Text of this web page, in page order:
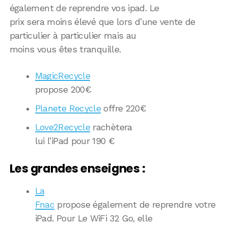
également de reprendre vos ipad. Le
prix sera moins élevé que lors d’une vente de
particulier à particulier mais au
moins vous êtes tranquille.
MagicRecycle
propose 200€
Planete Recycle offre 220€
Love2Recyclerachètera
lui l’iPad pour 190 €
Les grandes enseignes :
La
Fnac propose également de reprendre votre
iPad. Pour Le WiFi 32 Go, elle